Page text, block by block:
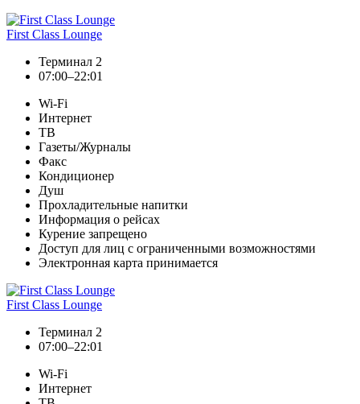
First Class Lounge
Терминал 2
07:00–22:01
Wi-Fi
Интернет
ТВ
Газеты/Журналы
Факс
Кондиционер
Душ
Прохладительные напитки
Информация о рейсах
Курение запрещено
Доступ для лиц с ограниченными возможностями
Электронная карта принимается
First Class Lounge
Терминал 2
07:00–22:01
Wi-Fi
Интернет